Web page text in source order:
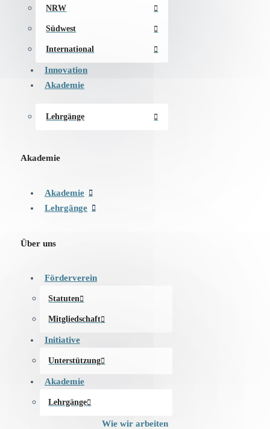
NRW
Südwest
International
Innovation
Akademie
Lehrgänge
Akademie
Akademie
Lehrgänge
Über uns
Förderverein
Statuten
Mitgliedschaft
Initiative
Unterstützung
Akademie
Lehrgänge
Wie wir arbeiten